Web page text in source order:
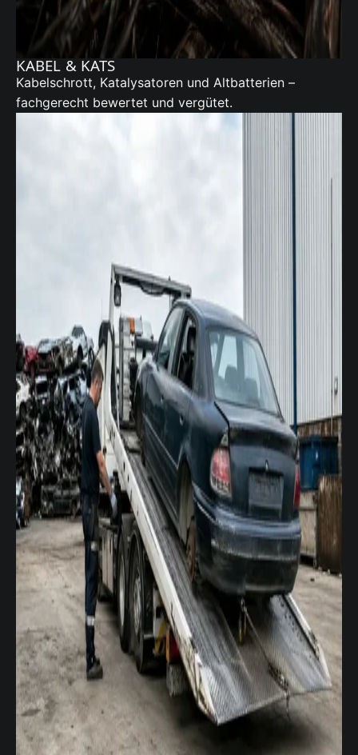
KABEL & KATS
Kabelschrott, Katalysatoren und Altbatterien –
fachgerecht bewertet und vergütet.